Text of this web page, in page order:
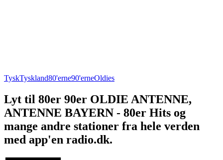
TyskTyskland80'erne90'erneOldies
Lyt til 80er 90er OLDIE ANTENNE,
ANTENNE BAYERN - 80er Hits og
mange andre stationer fra hele verden
med app'en radio.dk.